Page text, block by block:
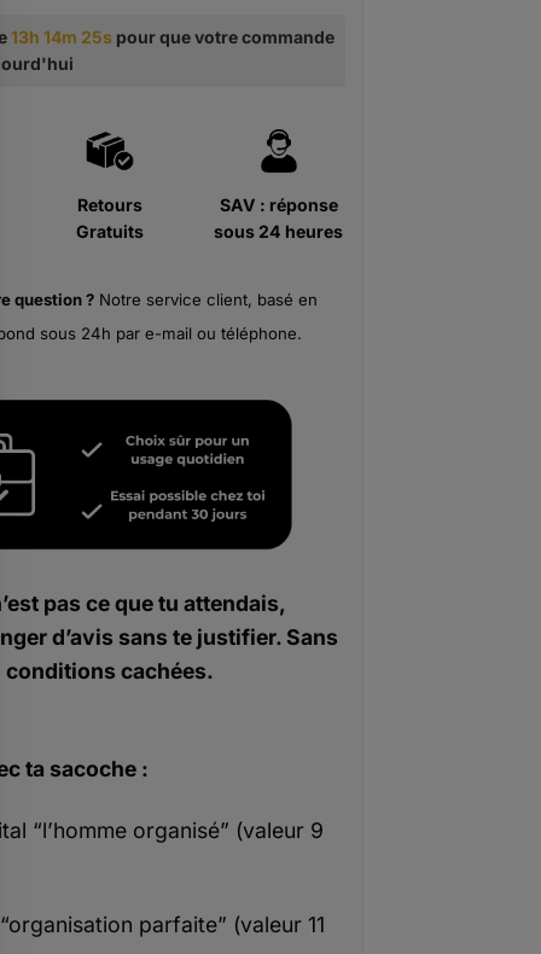
13h 14m 24spour que votre commande
Retours
Gratuits
SAV : réponse
sous 24 heures
question ?Notre service client, basé en
sous 24h par e-mail ou téléphone.
pas ce que tu attendais,
d’avis sans te justifier. Sans
conditions cachées.
ta sacoche :
“l’homme organisé” (valeur 9
“organisation parfaite” (valeur 11